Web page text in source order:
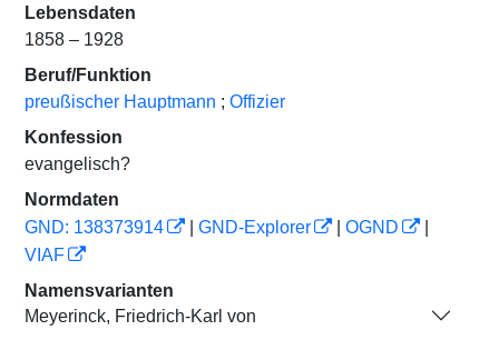
Lebensdaten
1858 – 1928
Beruf/Funktion
preußischer Hauptmann ; Offizier
Konfession
evangelisch?
Normdaten
GND: 138373914
GND-Explorer OGND
VIAF
Namensvarianten
Meyerinck, Friedrich-Karl von